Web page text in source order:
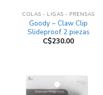
COLAS - LIGAS - PRENSAS
Goody – Claw Clip
Slideproof 2 piezas
C$230.00